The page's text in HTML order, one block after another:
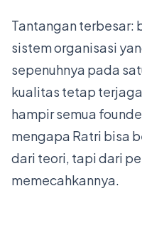
Tantangan terbesar:
sistem organisasi
sepenuhnya pada
kualitas tetap
hampir semua
mengapa Ratri bisa
dari teori, tapi dari
memecahkannya.